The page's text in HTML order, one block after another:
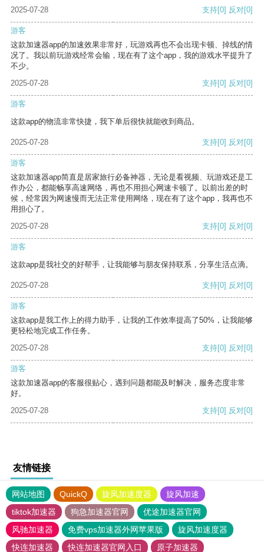
2025-07-28
支持[0] 反对[0]
游客
这款加速器app的加速效果非常好，玩游戏再也不会出现卡顿、掉线的情
况了。我以前玩游戏经常会输，现在有了这个app，我的游戏水平提升了
不少。
2025-07-28
支持[0] 反对[0]
游客
这款app的物流非常快捷，我下单后很快就能收到商品。
2025-07-28 支持[0] 反对[0]
游客
这款加速器app简直是居家旅行必备神器，无论是看视频、玩游戏还是工
作办公，都能畅享高速网络，再也不用担心网速卡顿了。以前出差的时
候，经常因为网速慢而无法正常使用网络，现在有了这个app，我再也不
用担心了。
2025-07-28
支持[0] 反对[0]
游客
这款app是我社交的好帮手，让我能够与朋友保持联系，分享生活点滴。
2025-07-28 支持[0] 反对[0]
游客
这款app是我工作上的得力助手，让我的工作效率提高了50%，让我能够
更轻松地完成工作任务。
2025-07-28
支持[0] 反对[0]
游客
这款加速器app的客服很贴心，遇到问题都能及时解决，服务态度非常
好。
2025-07-28
支持[0] 反对[0]
友情链接
网站地图 QuickQ 旋风加速度器
旋风加速
tiktok加速器
狗急加速器官网
优途加速器官网
风驰加速器
免费vps加速器外网苹果版
旋风加速度器
快连加速器
快连加速器官网入口 原子加速器